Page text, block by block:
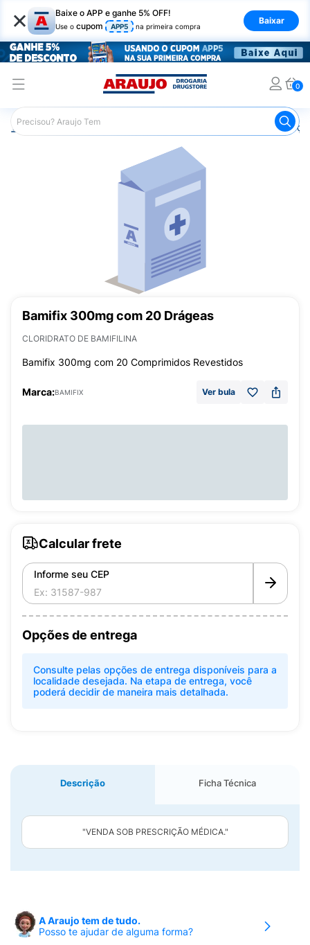
× Baixe o APP e ganhe 5% OFF!
Use o cupom APP5 na primeira compra
Baixar
0
Araujo Medicamentos Remédios para Alergias e
Bamifix 300mg com 20 Drágeas
CLORIDRATO DE BAMIFILINA
Bamifix 300mg com 20 Comprimidos Revestidos
Marca:BAMIFIX Ver bula
Calcular frete
Informe seu CEP
Opções de entrega
Consulte pelas opções de entrega disponíveis para a
localidade desejada. Na etapa de entrega, você
poderá decidir de maneira mais detalhada.
Descrição Ficha Técnica
"VENDA SOB PRESCRIÇÃO MÉDICA."
A Araujo tem de tudo.
Posso te ajudar de alguma forma?